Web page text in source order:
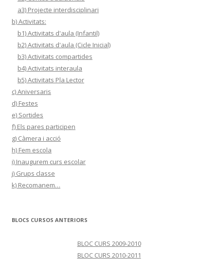
a3) Projecte interdisciplinari
b) Activitats:
b1) Activitats d'aula (Infantil)
b2) Activitats d'aula (Cicle Inicial)
b3) Activitats compartides
b4) Activitats interaula
b5) Activitats Pla Lector
c) Aniversaris
d) Festes
e) Sortides
f) Els pares participen
g) Càmera i acció
h) Fem escola
i) Inaugurem curs escolar
j) Grups classe
k) Recomanem…
BLOCS CURSOS ANTERIORS
BLOC CURS 2009-2010
BLOC CURS 2010-2011